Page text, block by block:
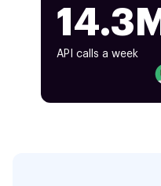
14.3M
API calls a week